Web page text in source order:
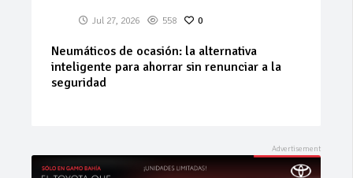
Jul 23, 2026 195 0
La 42ª Subida a Vejer comienza a perfilarse